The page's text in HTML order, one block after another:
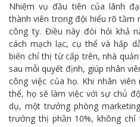
Nhiệm vụ đầu tiên của lãnh
thành viên trong đội hiểu rõ tầm
công ty. Điều này đòi hỏi khả
cách mạch lạc, cụ thể và hấp
biến chỉ thị từ cấp trên, nhà
sau mỗi quyết định, giúp nhân
công việc của họ. Khi nhân
thể, họ sẽ làm việc với sự chủ
dụ, một trưởng phòng
trưởng thị phần 10%, không